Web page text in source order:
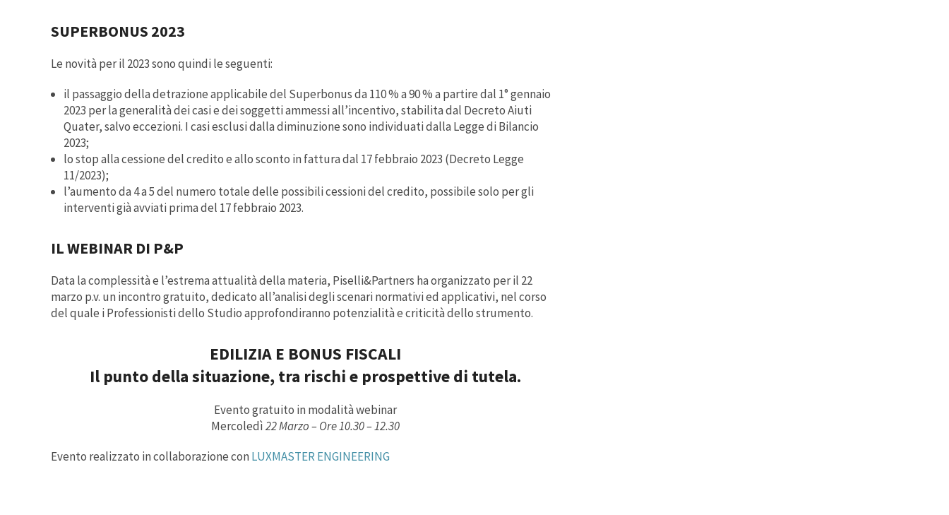
SUPERBONUS 2023
Le novità per il 2023 sono quindi le seguenti:
il passaggio della detrazione applicabile del Superbonus da 110 % a 90 % a partire dal 1° gennaio
2023 per la generalità dei casi e dei soggetti ammessi all’incentivo, stabilita dal Decreto Aiuti
Quater, salvo eccezioni. I casi esclusi dalla diminuzione sono individuati dalla Legge di Bilancio
2023;
lo stop alla cessione del credito e allo sconto in fattura dal 17 febbraio 2023 (Decreto Legge
11/2023);
l’aumento da 4 a 5 del numero totale delle possibili cessioni del credito, possibile solo per gli
interventi già avviati prima del 17 febbraio 2023.
IL WEBINAR DI P&P
Data la complessità e l’estrema attualità della materia, Piselli&Partners ha organizzato per il 22
marzo p.v. un incontro gratuito, dedicato all’analisi degli scenari normativi ed applicativi, nel corso
del quale i Professionisti dello Studio approfondiranno potenzialità e criticità dello strumento.
EDILIZIA E BONUS FISCALI
Il punto della situazione, tra rischi e prospettive di tutela.
Evento gratuito in modalità webinar
Mercoledì22 Marzo – Ore 10.30 – 12.30
Evento realizzato in collaborazione con LUXMASTER ENGINEERING